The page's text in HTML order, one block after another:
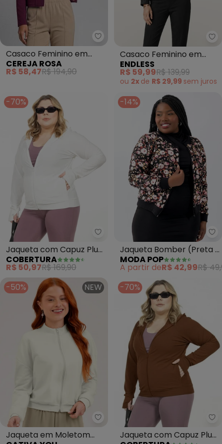
Cereja Rosa - Casaco
Casaco Feminino em
Moletinho com Bolso
(Roxo)
CEREJA ROSA
R$ 58,47R$ 194,90
Casaco Feminino em
Tecido Tactel Aqualight
(Preto)
ENDLESS
R$ 59,99R$ 139,99
ou 2x de R$ 29,99 sem juros
-70%
Cobertura - Jaqueta com
Jaqueta com Capuz Plus
Size (Branco)
COBERTURA
R$ 50,97R$ 169,90
-14%
Jaqueta Bomber (Preta e
Floral)
MODA POP
A partir deR$ 42,99R$
-50%
NEW
Cativa You - Jaqueta em
Jaqueta em Moletom
-70%
Jaqueta com Capuz Plus